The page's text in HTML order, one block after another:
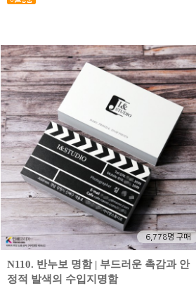
6,778명 구매
N110. 반누보 명함 | 부드러운 촉감과 안
정적 발색의 수입지명함